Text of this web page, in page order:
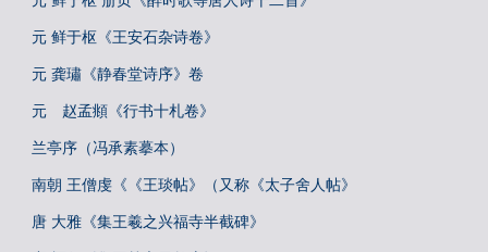
元 鲜于枢《王安石杂诗卷》
元 龚璛《静春堂诗序》卷
元 赵孟頫《行书十札卷》
兰亭序（冯承素摹本）
南朝 王僧虔《《王琰帖》（又称《太子舍人帖》
唐 大雅《集王羲之兴福寺半截碑》